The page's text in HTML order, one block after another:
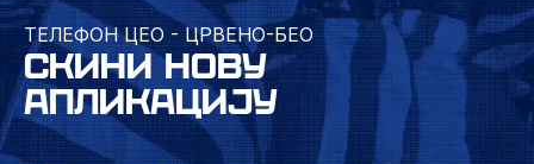
ТЕЛЕФОН ЦЕО - ЦРВЕНО-БЕО
СКИНИ НОВУ
АПЛИКАЦИЈУ